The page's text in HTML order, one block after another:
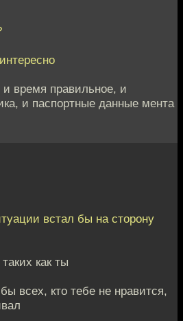
и время правильное, и
и паспортные данные мента
встал бы на сторону
как ты
всех, кто тебе не нравится,